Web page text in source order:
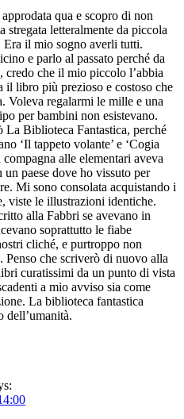
qua e scopro di non
stregata letteralmente da piccola
il mio sogno averli tutti.
e parlo al passato perché da
credo che il mio piccolo l’abbia
il libro più prezioso e costoso che
Voleva regalarmi le mille e una
per bambini non esistevano.
Biblioteca Fantastica, perché
‘Il tappeto volante’ e ‘Cogia
alle elementari aveva
paese dove ho vissuto per
Mi sono consolata acquistando i
viste le illustrazioni identiche.
alla Fabbri se avevano in
soprattutto le fiabe
cliché, e purtroppo non
Penso che scriverò di nuovo alla
curatissimi da un punto di vista
a mio avviso sia come
La biblioteca fantastica
dell’umanità.